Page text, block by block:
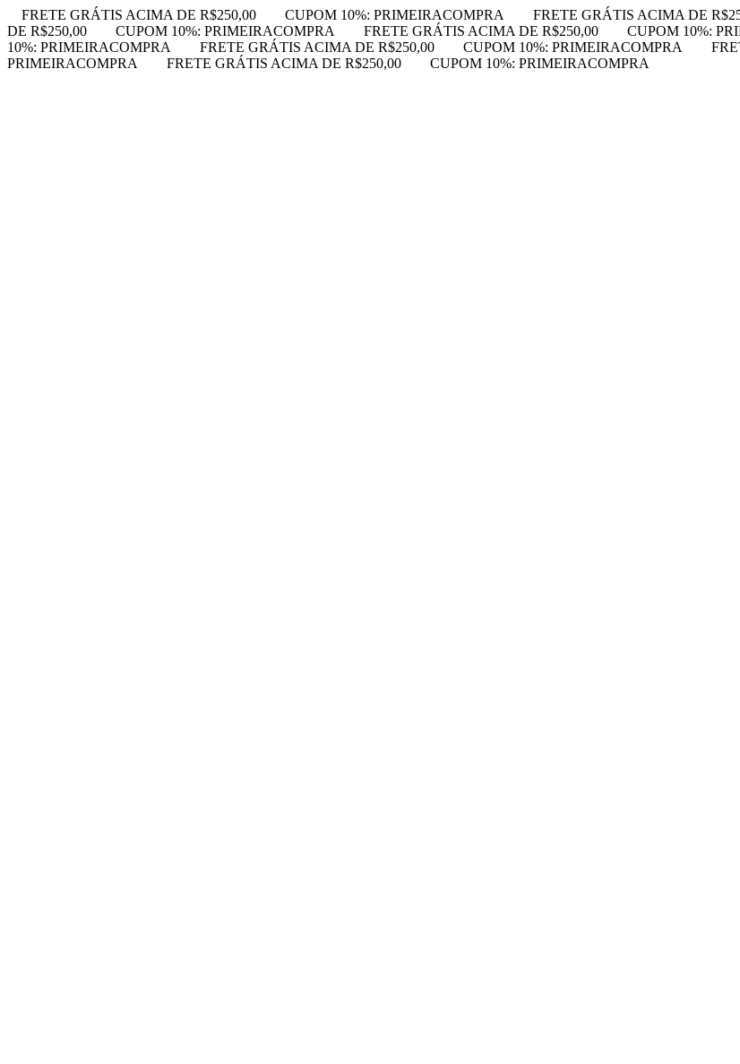
FRETE GRÁTIS ACIMA DE R$250,00 CUPOM 10%: PRIMEIRACOMPRA FRETE GRÁTIS ACIMA DE
DE R$250,00
CUPOM 10%: PRIMEIRACOMPRA FRETE GRÁTIS ACIMA DE R$250,00 CUPOM 10%:
10%: PRIMEIRACOMPRA
FRETE GRÁTIS ACIMA DE R$250,00 CUPOM 10%: PRIMEIRACOMPRA
PRIMEIRACOMPRA
FRETE GRÁTIS ACIMA DE R$250,00 CUPOM 10%: PRIMEIRACOMPRA